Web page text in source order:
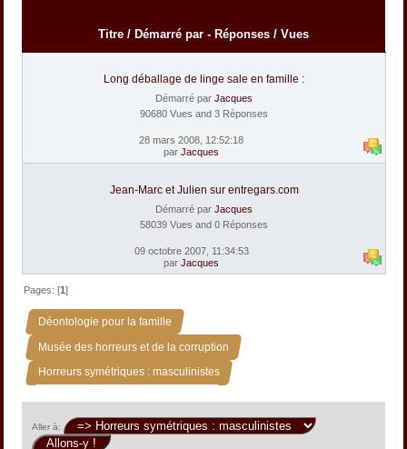
Titre / Démarré par - Réponses / Vues
Long déballage de linge sale en famille :
Démarré par Jacques
90680 Vues and 3 Réponses
28 mars 2008, 12:52:18
par Jacques
Jean-Marc et Julien sur entregars.com
Démarré par Jacques
58039 Vues and 0 Réponses
09 octobre 2007, 11:34:53
par Jacques
Pages: [1]
Déontologie pour la famille »
Musée des horreurs et de la corruption »
Horreurs symétriques : masculinistes
Aller à: